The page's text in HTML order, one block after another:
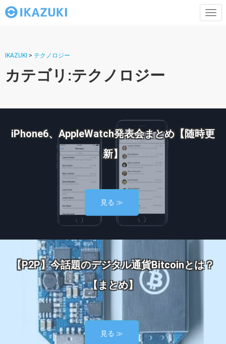
IKAZUKI > テクノロジー
カテゴリ:テクノロジー
iPhone6、AppleWatch発表会まとめ【随時更
新】
見る ≫
【P2P】今話題のデジタル通貨Bitcoinとは？
【まとめ】
見る ≫